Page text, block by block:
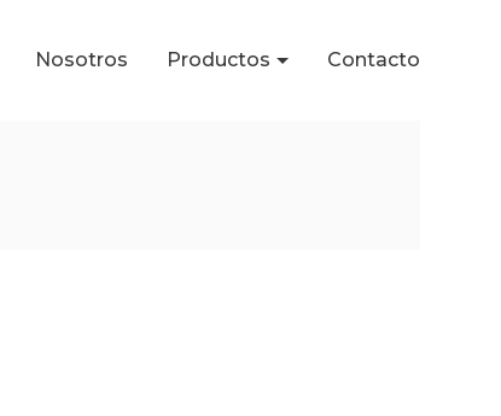
Nosotros Productos Contacto